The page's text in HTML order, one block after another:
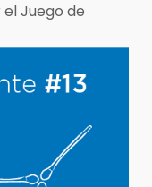
Juego de